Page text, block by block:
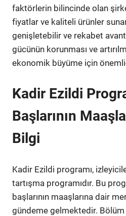
faktörlerin bilincinde olan
fiyatlar ve kaliteli ürünler
genişletebilir ve rekabet
gücünün korunması ve
ekonomik büyüme için
Kadir Ezildi
Başlarının
Bilgi
Kadir Ezildi programı,
tartışma programıdır. Bu
başlarının maaşlarına dair
gündeme gelmektedir. Bölüm